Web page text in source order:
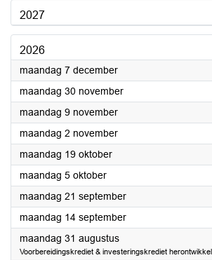
2027
2026
maandag 7 december2026
maandag 30 november2026
maandag 9 november2026
maandag 2 november2026
maandag 19 oktober2026
maandag 5 oktober2026
maandag 21 september2026
maandag 14 september2026
maandag 31 augustus2026
Voorbereidingskrediet & investeringskrediet